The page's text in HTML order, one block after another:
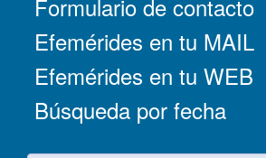
Formulario de contacto
Efemérides en tu MAIL
Efemérides en tu WEB
Búsqueda por fecha